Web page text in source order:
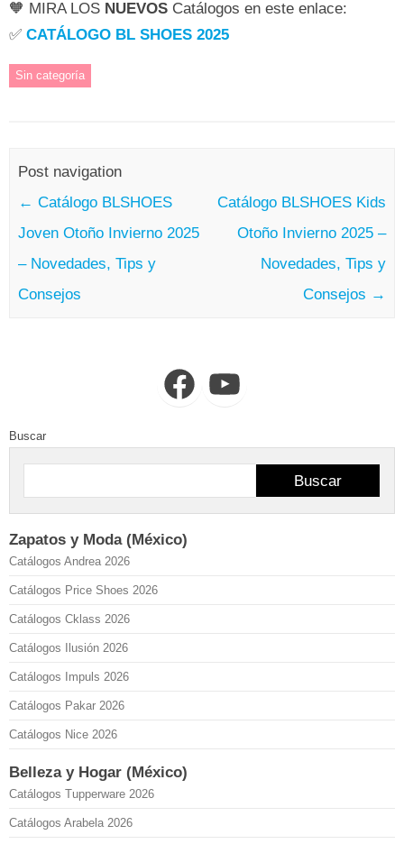
🧡 MIRA LOS NUEVOS Catálogos en este enlace:
✅ CATÁLOGO BL SHOES 2025
Sin categoría
Post navigation
← Catálogo BLSHOES
Joven Otoño Invierno 2025
– Novedades, Tips y
Consejos
Catálogo BLSHOES Kids
Otoño Invierno 2025 –
Novedades, Tips y
Consejos →
FacebookYouTube
Buscar
Buscar
Zapatos y Moda (México)
Catálogos Andrea 2026
Catálogos Price Shoes 2026
Catálogos Cklass 2026
Catálogos Ilusión 2026
Catálogos Impuls 2026
Catálogos Pakar 2026
Catálogos Nice 2026
Belleza y Hogar (México)
Catálogos Tupperware 2026
Catálogos Arabela 2026